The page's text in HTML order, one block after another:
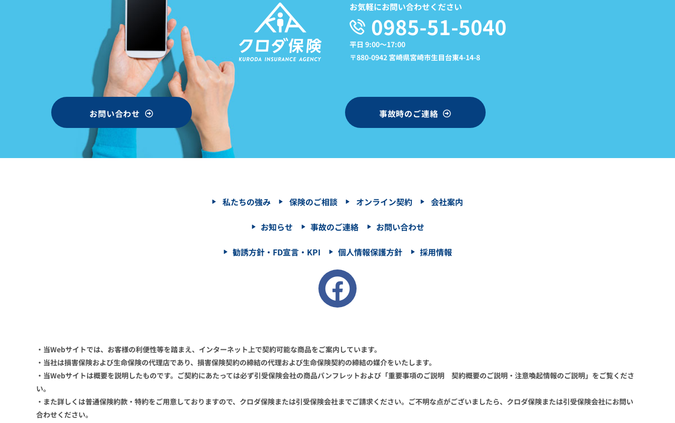
お気軽にお問い合わせください
0985-51-5040
平日 9:00〜17:00
〒880-0942 宮崎県宮崎市生目台東4-14-8
お問い合わせ 事故時のご連絡
私たちの強み 保険のご相談 オンライン契約 会社案内
お知らせ 事故のご連絡 お問い合わせ
勧誘方針・FD宣言・KPI 個人情報保護方針 採用情報
・当Webサイトでは、お客様の利便性等を踏まえ、インターネット上で契約可能な商品をご案内しています。
・当社は損害保険および生命保険の代理店であり、損害保険契約の締結の代理および生命保険契約の締結の媒介をいたします。
・当Webサイトは概要を説明したものです。ご契約にあたっては必ず引受保険会社の商品パンフレットおよび「重要事項のご説明 契約概要のご説明・注意喚起情報のご説明」をご覧くださ
い。
・また詳しくは普通保険約款・特約をご用意しておりますので、クロダ保険または引受保険会社までご請求ください。ご不明な点がございましたら、クロダ保険または引受保険会社にお問い
合わせください。